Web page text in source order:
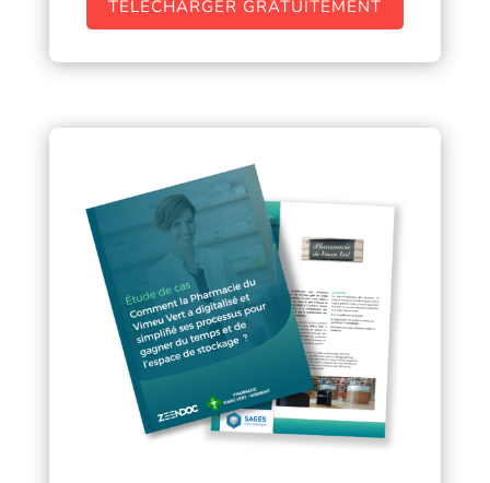
TÉLÉCHARGER GRATUITEMENT